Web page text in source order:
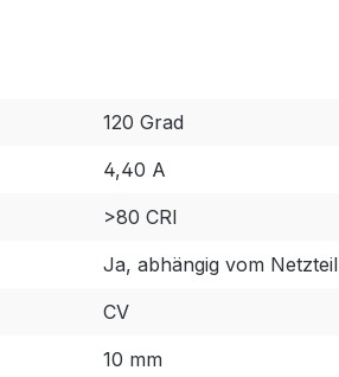
120 Grad
4,40 A
>80 CRI
Ja, abhängig vom Netzteil
CV
10 mm